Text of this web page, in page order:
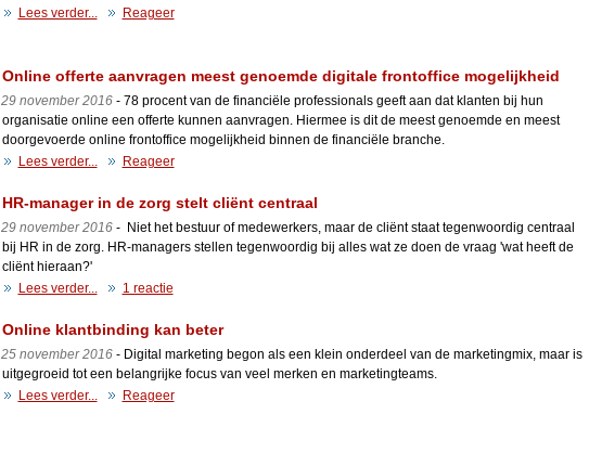
Lees verder...
Reageer
Online offerte aanvragen meest genoemde digitale frontoffice mogelijkheid
29 november 2016- 78 procent van de financiële professionals geeft aan dat klanten bij hun
organisatie online een offerte kunnen aanvragen. Hiermee is dit de meest genoemde en meest
doorgevoerde online frontoffice mogelijkheid binnen de financiële branche.
Lees verder...
Reageer
HR-manager in de zorg stelt cliënt centraal
29 november 2016- Niet het bestuur of medewerkers, maar de cliënt staat tegenwoordig centraal
bij HR in de zorg. HR-managers stellen tegenwoordig bij alles wat ze doen de vraag 'wat heeft de
cliënt hieraan?'
Lees verder...
1 reactie
Online klantbinding kan beter
25 november 2016- Digital marketing begon als een klein onderdeel van de marketingmix, maar is
uitgegroeid tot een belangrijke focus van veel merken en marketingteams.
Lees verder...
Reageer